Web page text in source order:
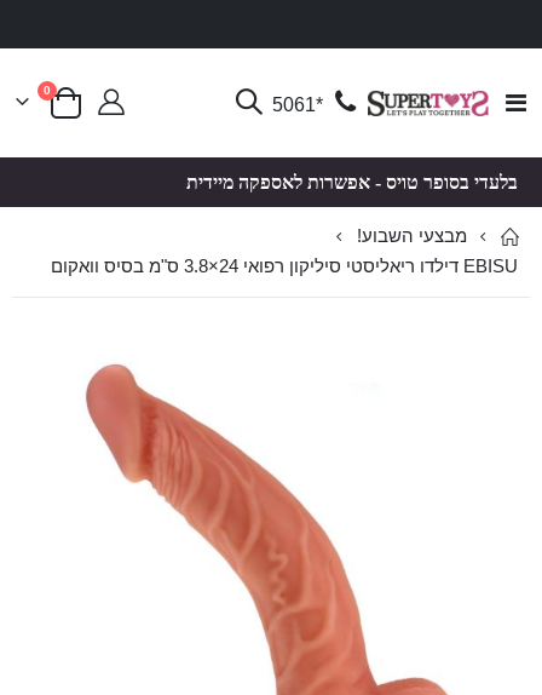
Toggle
*5061 סל קניות
0פריטים
בלעדי בסופר טויס - אפשרות לאספקה מיידית
מבצעי השבוע!
EBISU דילדו ריאליסטי סיליקון רפואי 24×3.8 ס"מ בסיס וואקום